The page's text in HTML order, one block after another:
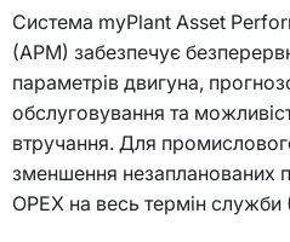
Система myPlant Asset
(APM) забезпечує
параметрів двигуна,
обслуговування та
втручання. Для
зменшення незапланованих
OPEX на весь термін служби